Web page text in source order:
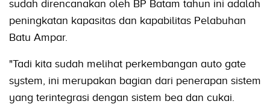
sudah direncanakan oleh BP Batam tahun ini adalah
peningkatan kapasitas dan kapabilitas Pelabuhan
Batu Ampar.
"Tadi kita sudah melihat perkembangan auto gate
system, ini merupakan bagian dari penerapan sistem
yang terintegrasi dengan sistem bea dan cukai.